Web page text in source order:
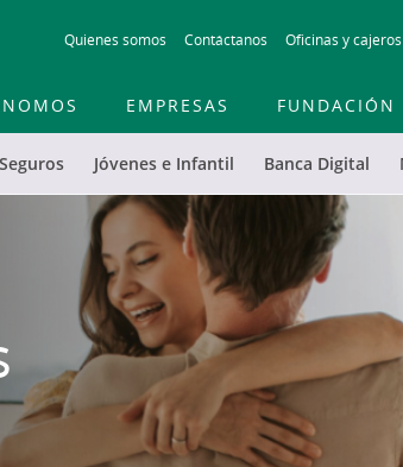
to
contentt
Quienes somos Contáctanos Oficinas y cajeros
Seguros Jóvenes e Infantil Banca Digital
EMPRESAS FUNDACIÓN